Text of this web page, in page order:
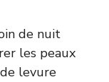
de nuit
les peaux
levure